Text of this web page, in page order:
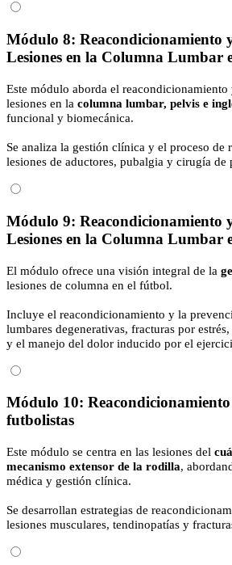
Módulo 8: Reacondicionamiento
Lesiones en la Columna Lumbar
Este módulo aborda el
lesiones en la columna lumbar, pelvis e
funcional y biomecánica.
Se analiza la gestión clínica y el proceso de
lesiones de aductores, pubalgia y cirugía de
Módulo 9: Reacondicionamiento
Lesiones en la Columna Lumbar
El módulo ofrece una visión integral de la
lesiones de columna en el fútbol.
Incluye el reacondicionamiento y la
lumbares degenerativas, fracturas por
y el manejo del dolor inducido por el
Módulo 10: Reacondicionamiento
futbolistas
Este módulo se centra en las lesiones del
mecanismo extensor de la rodilla,
médica y gestión clínica.
Se desarrollan estrategias de
lesiones musculares, tendinopatías y